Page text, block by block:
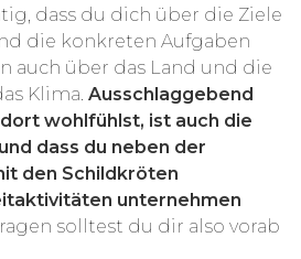
dass du dich über die Ziele
die konkreten Aufgaben
auch über das Land und die
Klima. Ausschlaggebend
wohlfühlst, ist auch die
dass du neben der
den Schildkröten
unternehmen
solltest du dir also vorab